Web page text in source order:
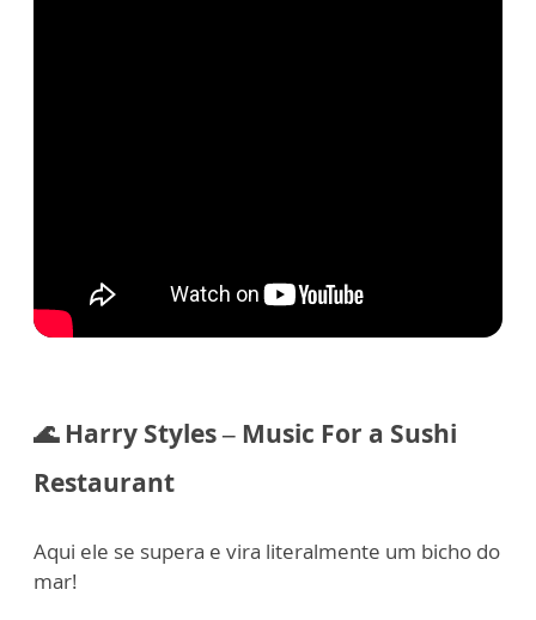
🌊 Harry Styles – Music For a Sushi
Restaurant
Aqui ele se supera e vira literalmente um bicho do
mar!